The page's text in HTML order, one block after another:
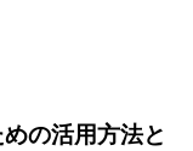
の活用方法と